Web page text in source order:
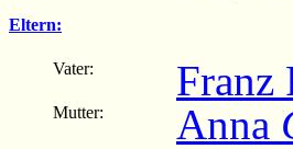
Eltern:
Vater: Franz
Mutter: Anna